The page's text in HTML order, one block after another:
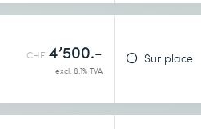
CHF 4’500.-
excl. 8.1% TVA
Sur place